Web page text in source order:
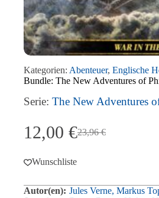
Kategorien: Abenteuer, Englische
Bundle: The New Adventures of
Serie: The New Adventures
23,96€
Ursprünglicher
war:
12,00 €
Aktueller
ist:
Wunschliste
Autor(en): Jules Verne, Markus